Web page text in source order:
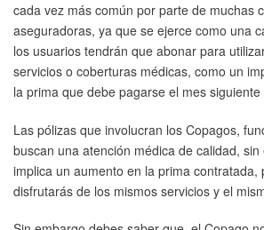
cada vez más común por parte de muchas
aseguradoras, ya que se ejerce como una
los usuarios tendrán que abonar para
servicios o coberturas médicas, como un
la prima que debe pagarse el mes
Las pólizas que involucran los Copagos,
buscan una atención médica de calidad,
implica un aumento en la prima contratada,
disfrutarás de los mismos servicios y el